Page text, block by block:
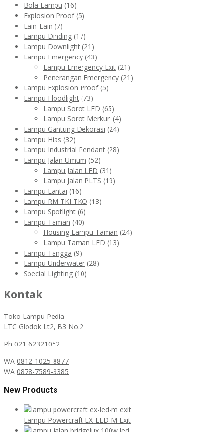
Bola Lampu (16)
Explosion Proof (5)
Lain-Lain (7)
Lampu Dinding (17)
Lampu Downlight (21)
Lampu Emergency (43)
Lampu Emergency Exit (21)
Penerangan Emergency (21)
Lampu Explosion Proof (5)
Lampu Floodlight (73)
Lampu Sorot LED (65)
Lampu Sorot Merkuri (4)
Lampu Gantung Dekorasi (24)
Lampu Hias (32)
Lampu Industrial Pendant (28)
Lampu Jalan Umum (52)
Lampu Jalan LED (31)
Lampu Jalan PLTS (19)
Lampu Lantai (16)
Lampu RM TKI TKO (13)
Lampu Spotlight (6)
Lampu Taman (40)
Housing Lampu Taman (24)
Lampu Taman LED (13)
Lampu Tangga (9)
Lampu Underwater (28)
Special Lighting (10)
Kontak
Toko Lampu Pedia
LTC Glodok Lt2, B3 No.2
Ph 021-62321052
WA 0812-1025-8877
WA 0878-7589-3385
New Products
Lampu Powercraft EX-LED-M Exit